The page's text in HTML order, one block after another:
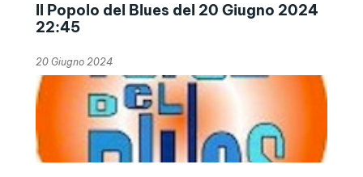
Il Popolo del Blues del 20 Giugno 2024
22:45
20 Giugno 2024